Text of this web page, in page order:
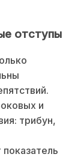
отступы
и
трибун,